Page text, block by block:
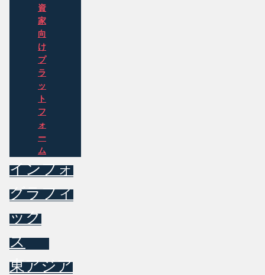
資
家
向
け
プ
ラ
ッ
ト
フ
ォ
ー
ム
インフォ
グラフィ
ック
ス
東アジア